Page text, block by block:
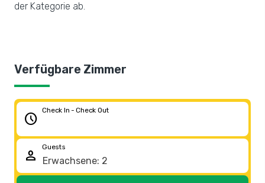
der Kategorie ab.
Verfügbare Zimmer
schedule
Check In - Check Out
person
Guests